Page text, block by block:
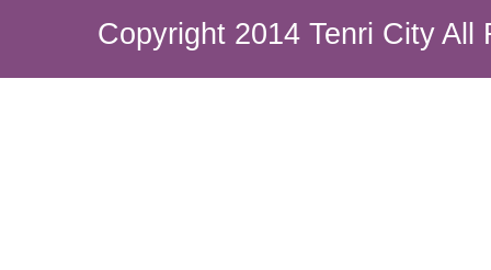
Copyright 2014 Tenri City All